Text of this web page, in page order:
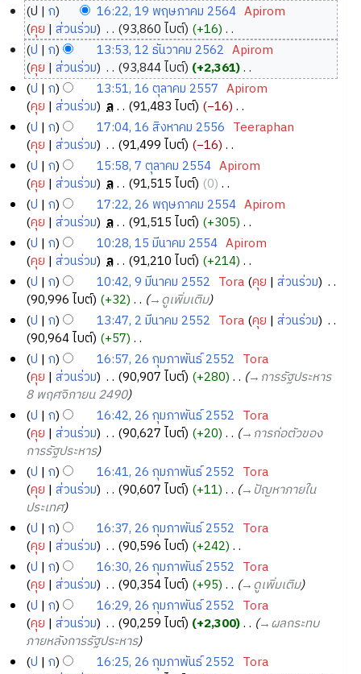
9
ฤ
ภ
ค
2
5
6
4
ป ก 16:22, 19 พฤษภาคม 2564 Apirom
คุย ส่วนร่วม ‎ 93,860 ไบต์ +16 ‎
ไ
ม่
มี
ค
ว
า
ม
ย่
อ
ก
า
ร
แ
ก้
ไ
ข
2
น
า
ม
5
6
2
ป ก 13:53, 12 ธันวาคม 2562 Apirom
คุย ส่วนร่วม ‎ 93,844 ไบต์ +2,361 ‎
ไ
ม่
มี
ค
ว
า
ม
ย่
อ
ก
า
ร
แ
ก้
ไ
ข
6
ล
ค
2
5
7
ป ก 13:51, 16 ตุลาคม 2557 Apirom
คุย ส่วนร่วม ‎ล 91,483 ไบต์ −16 ‎
ไ
ม่
มี
ค
ว
า
ม
ย่
อ
ก
า
ร
แ
ก้
ไ
ข
6
ง
า
ม
5
5
6
ป ก 17:04, 16 สิงหาคม 2556 Teeraphan
คุย ส่วนร่วม ‎ 91,499 ไบต์ −16 ‎
ไ
ม่
มี
ค
ว
า
ม
ย่
อ
ก
า
ร
แ
ก้
ไ
ข
ตุ
า
ม
5
4
ป ก 15:58, 7 ตุลาคม 2554 Apirom
คุย ส่วนร่วม ‎ล 91,515 ไบต์ 0 ‎
ไ
ม่
มี
ค
ว
า
ม
ย่
อ
ก
า
ร
แ
ก้
ไ
ข
6
ฤ
ภ
ค
5
ป ก 17:22, 26 พฤษภาคม 2554 Apirom
คุย ส่วนร่วม ‎ล 91,515 ไบต์ +305 ‎
ไ
ม่
มี
ค
ว
า
ม
ย่
อ
ก
า
ร
แ
ก้
ไ
ข
5
น
ค
5
ป ก 10:28, 15 มีนาคม 2554 Apirom
คุย ส่วนร่วม ‎ล 91,210 ไบต์ +214 ‎
ไ
ม่
มี
ค
ว
า
ม
ย่
อ
ก
า
ร
แ
ก้
ไ
ข
มี
า
2
2
ป ก 10:42, 9 มีนาคม 2552 Tora คุย ส่วนร่วม ‎
90,996 ไบต์
+32 ‎ →‎ดูเพิ่มเติม
มี
ค
5
ป ก 13:47, 2 มีนาคม 2552 Tora คุย ส่วนร่วม ‎
90,964 ไบต์
+57 ‎
ไ
ม่
มี
ค
ว
า
ม
ย่
อ
ก
า
ร
แ
ก้
ไ
ข
กุ
า
ธ์
5
2
ป ก 16:57, 26 กุมภาพันธ์ 2552 Tora
คุย ส่วนร่วม ‎ 90,907 ไบต์ +280 ‎
→‎การรัฐประหาร
8 พฤศจิกายน 2490
ป ก 16:42, 26 กุมภาพันธ์ 2552 Tora
คุย ส่วนร่วม ‎ 90,627 ไบต์ +20 ‎
→‎การก่อตัวของ
การรัฐประหาร
ป ก 16:41, 26 กุมภาพันธ์ 2552 Tora
คุย ส่วนร่วม ‎ 90,607 ไบต์ +11 ‎
→‎ปัญหาภายใน
ประเทศ
ป ก 16:37, 26 กุมภาพันธ์ 2552 Tora
คุย ส่วนร่วม ‎ 90,596 ไบต์ +242 ‎
ไ
ม่
มี
ค
ว
า
ม
ป ก 16:30, 26 กุมภาพันธ์ 2552 Tora
คุย ส่วนร่วม ‎ 90,354 ไบต์ +95 ‎
→‎ดูเพิ่มเติม
ป ก 16:29, 26 กุมภาพันธ์ 2552 Tora
คุย ส่วนร่วม ‎ 90,259 ไบต์ +2,300 ‎
→‎ผลกระทบ
ภายหลังการรัฐประหาร
ป ก 16:25, 26 กุมภาพันธ์ 2552 Tora